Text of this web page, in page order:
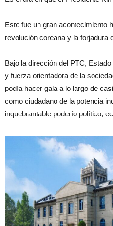
Esto fue un gran acontecimiento
revolución coreana y la forjadura
Bajo la dirección del PTC,
y fuerza orientadora de la
podía hacer gala a lo largo de
como ciudadano de la potencia
inquebrantable poderío político,